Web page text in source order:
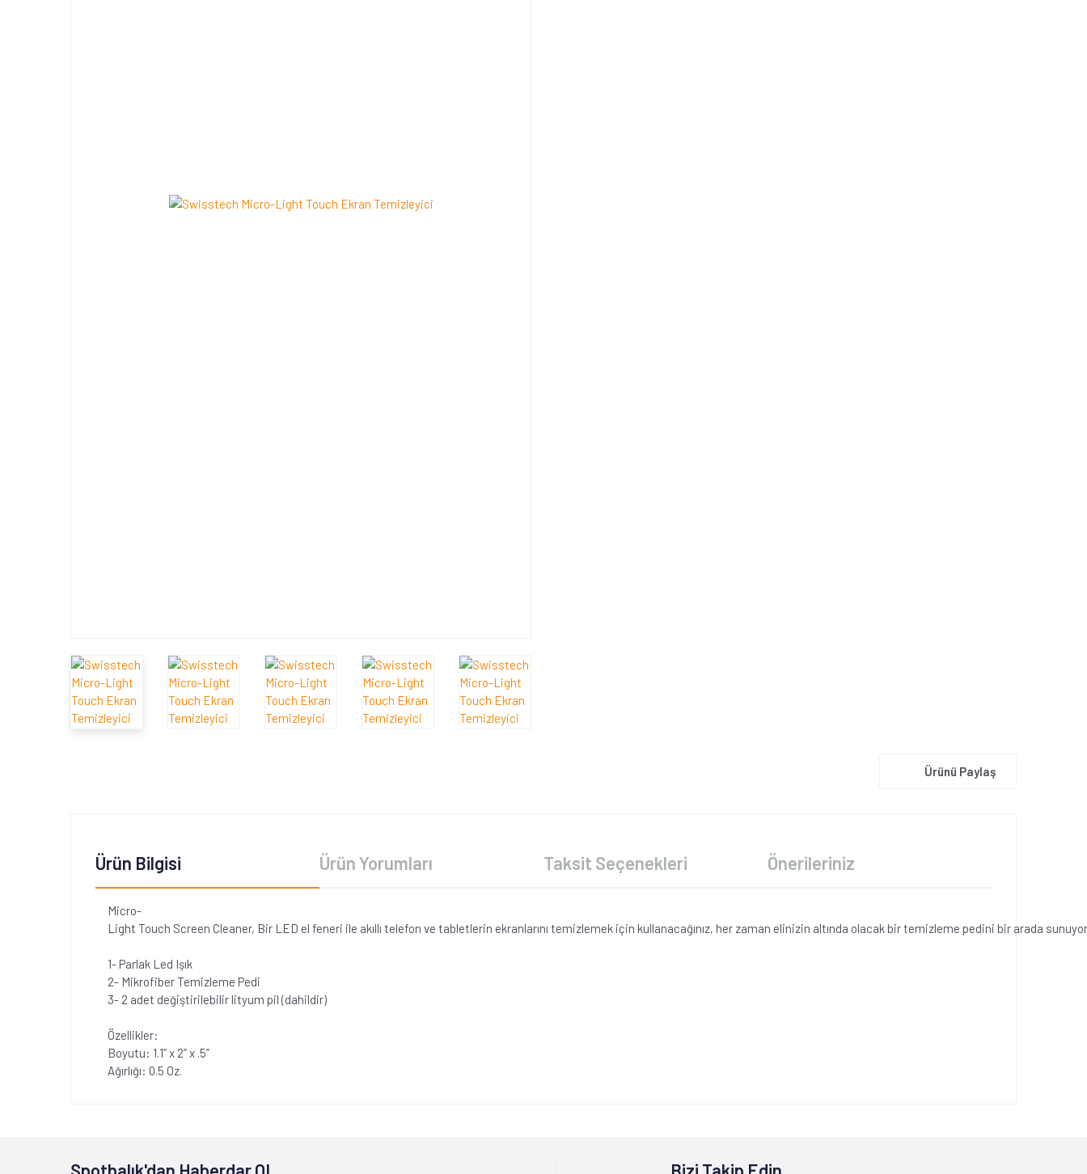
Ürünü Paylaş
Ürün Bilgisi
Micro-
Light Touch Screen Cleaner, Bir LED el feneri ile akıllı telefon ve tabletlerin ekranlarını temizlemek için kullanacağınız, her zaman elinizin altında olacak bir temizleme pedini bir arada
1- Parlak Led Işık
2- Mikrofiber Temizleme Pedi
3- 2 adet değiştirilebilir lityum pil (dahildir)
Özellikler:
Boyutu: 1.1” x 2” x .5”
Ağırlığı: 0.5 Oz.
Ürün Yorumları Taksit Seçenekleri Önerileriniz